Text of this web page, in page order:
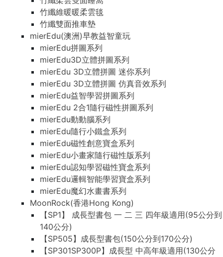
竹纖維暖暖柔雲毯
竹纖雙面推車墊
mierEdu(澳洲)早教益智童玩
mierEdu拼圖系列
mierEdu3D立體拼圖系列
mierEdu 3D立體拼圖 迷你系列
mierEdu 3D立體拼圖 仿真音效系列
mierEdu益智學習拼圖系列
mierEdu 2合1隨行磁性拼圖系列
mierEdu動動腦系列
mierEdu隨行小鐵盒系列
mierEdu磁性創意寶盒系列
mierEdu小畫家隨行磁性版系列
mierEdu認知學習磁性寶盒系列
mierEdu邏輯智能學習寶盒系列
mierEdu魔幻水畫書系列
MoonRock(香港Hong Kong)
【SP1】 成長型書包 一 二 三 四年級適用(95公分到
140公分)
【SP505】成長型書包(150公分到170公分)
【SP301SP300P】成長型 中高年級適用(130公分